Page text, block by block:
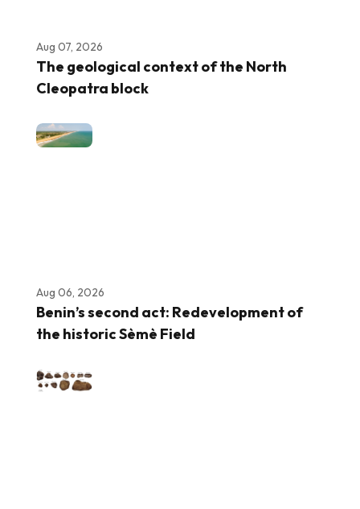
Aug 07, 2026
The geological context of the North
Cleopatra block
Aug 06, 2026
Benin’s second act: Redevelopment of
the historic Sèmè Field